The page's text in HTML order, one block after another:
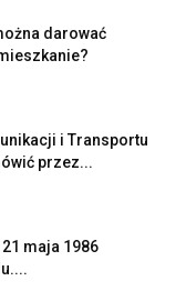
darować
i Transportu
przez...
maja 1986